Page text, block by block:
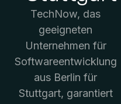
TechNow, das
geeigneten
Unternehmen für
Softwareentwicklung
aus Berlin für
Stuttgart, garantiert